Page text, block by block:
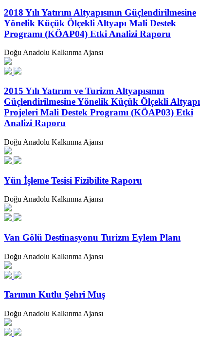
2018 Yılı Yatırım Altyapısının Güçlendirilmesine
Yönelik Küçük Ölçekli Altyapı Mali Destek
Programı (KÖAP04) Etki Analizi Raporu
Doğu Anadolu Kalkınma Ajansı
2015 Yılı Yatırım ve Turizm Altyapısının
Güçlendirilmesine Yönelik Küçük Ölçekli Altyapı
Projeleri Mali Destek Programı (KÖAP03) Etki
Analizi Raporu
Doğu Anadolu Kalkınma Ajansı
Yün İşleme Tesisi Fizibilite Raporu
Doğu Anadolu Kalkınma Ajansı
Van Gölü Destinasyonu Turizm Eylem Planı
Doğu Anadolu Kalkınma Ajansı
Tarımın Kutlu Şehri Muş
Doğu Anadolu Kalkınma Ajansı